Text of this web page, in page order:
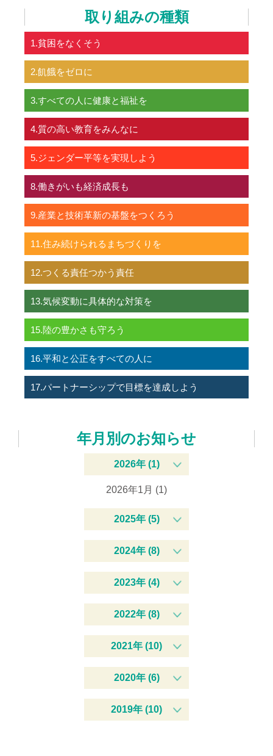
取り組みの種類
1.貧困をなくそう
2.飢餓をゼロに
3.すべての人に健康と福祉を
4.質の高い教育をみんなに
5.ジェンダー平等を実現しよう
8.働きがいも経済成長も
9.産業と技術革新の基盤をつくろう
11.住み続けられるまちづくりを
12.つくる責任つかう責任
13.気候変動に具体的な対策を
15.陸の豊かさも守ろう
16.平和と公正をすべての人に
17.パートナーシップで目標を達成しよう
年月別のお知らせ
2026年 (1)
2026年1月 (1)
2025年 (5)
2024年 (8)
2023年 (4)
2022年 (8)
2021年 (10)
2020年 (6)
2019年 (10)